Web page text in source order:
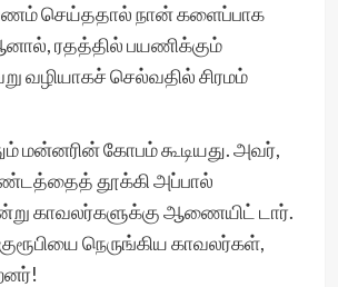
செய்ததால் நான் களைப்பாக
ரதத்தில் பயணிக்கும்
வழியாகச் செல்வதில் சிரமம்
மன்னரின் கோபம் கூடியது. அவர்,
தூக்கி அப்பால்
காவலர்களுக்கு ஆணையிட் டார்.
நெருங்கிய காவலர்கள்,